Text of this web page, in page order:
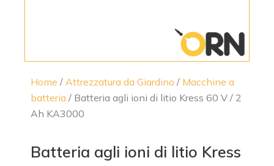
Home / Attrezzatura da Giardino / Macchine a
batteria / Batteria agli ioni di litio Kress 60 V / 2
Ah KA3000
Batteria agli ioni di litio Kress